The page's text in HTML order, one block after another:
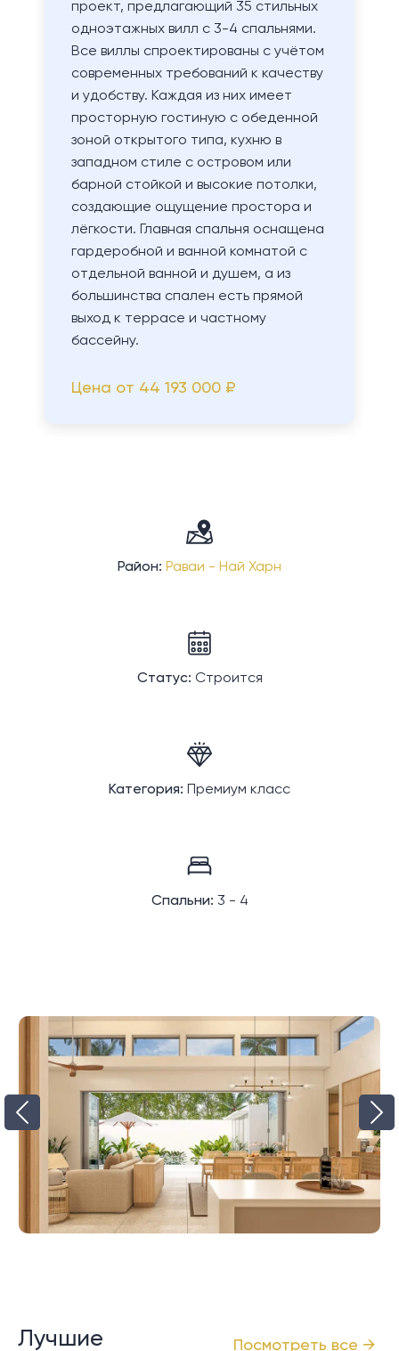
проект, предлагающий 35 стильных
одноэтажных вилл с 3-4 спальнями.
Все виллы спроектированы с учётом
современных требований к качеству
и удобству. Каждая из них имеет
просторную гостиную с обеденной
зоной открытого типа, кухню в
западном стиле с островом или
барной стойкой и высокие потолки,
создающие ощущение простора и
лёгкости. Главная спальня оснащена
гардеробной и ванной комнатой с
отдельной ванной и душем, а из
большинства спален есть прямой
выход к террасе и частному
бассейну.
Цена от 44 193 000 ₽
Район: Раваи - Най Харн
Статус: Строится
Категория: Премиум класс
Спальни: 3 - 4
Посмотреть все →
Лучшие